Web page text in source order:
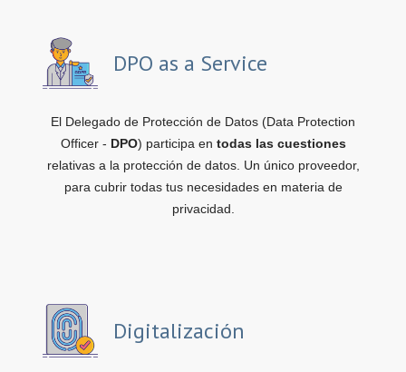
DPO as a Service
El Delegado de Protección de Datos (Data Protection
Officer - DPO) participa en todas las cuestiones
relativas a la protección de datos. Un único proveedor,
para cubrir todas tus necesidades en materia de
privacidad.
Digitalización